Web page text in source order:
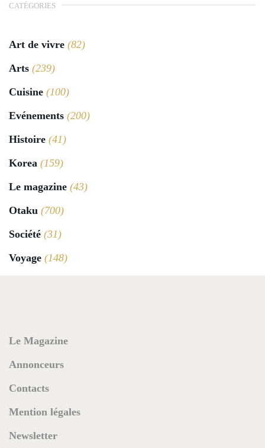
CATÉGORIES
Art de vivre (82)
Arts (239)
Cuisine (100)
Evénements (200)
Histoire (41)
Korea (159)
Le magazine (43)
Otaku (700)
Société (31)
Voyage (148)
Le Magazine
Annonceurs
Contacts
Mention légales
Newsletter